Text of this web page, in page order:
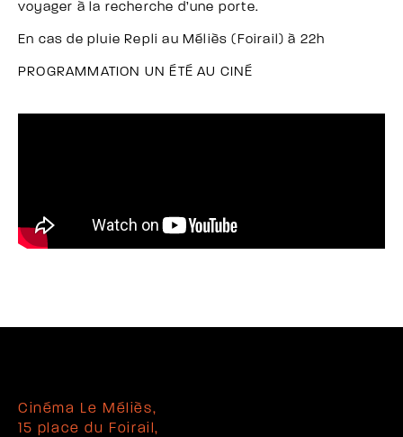
voyager à la recherche d’une porte.
En cas de pluie Repli au Méliès (Foirail) à 22h
PROGRAMMATION UN ÉTÉ AU CINÉ
Cinéma Le Méliès,
15 place du Foirail,